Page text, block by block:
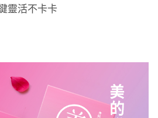
靈活不卡卡